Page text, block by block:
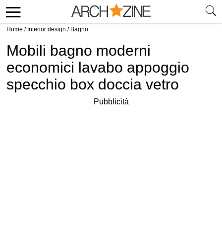
Home / Interior design / Bagno
Mobili bagno moderni
economici lavabo appoggio
specchio box doccia vetro
Pubblicità